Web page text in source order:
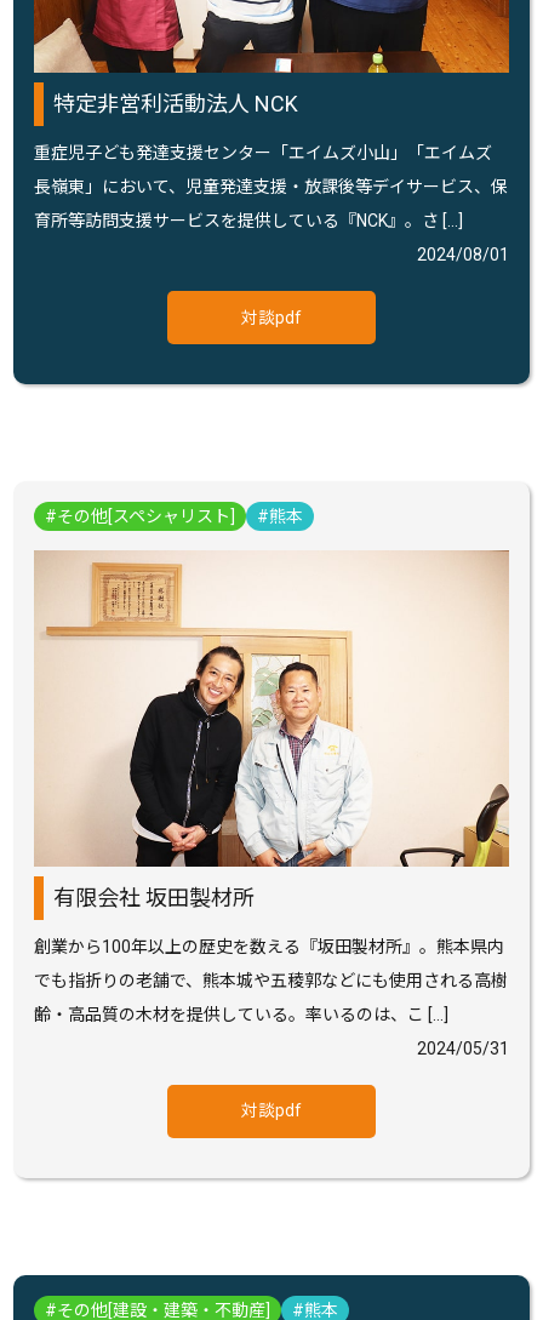
特定非営利活動法人 NCK
重症児子ども発達支援センター「エイムズ小山」「エイムズ
長嶺東」において、児童発達支援・放課後等デイサービス、保
育所等訪問支援サービスを提供している『NCK』。さ […]
2024/08/01
対談pdf
その他[スペシャリスト] 熊本
有限会社 坂田製材所
創業から100年以上の歴史を数える『坂田製材所』。熊本県内
でも指折りの老舗で、熊本城や五稜郭などにも使用される高樹
齢・高品質の木材を提供している。率いるのは、こ […]
2024/05/31
対談pdf
その他[建設・建築・不動産] 熊本